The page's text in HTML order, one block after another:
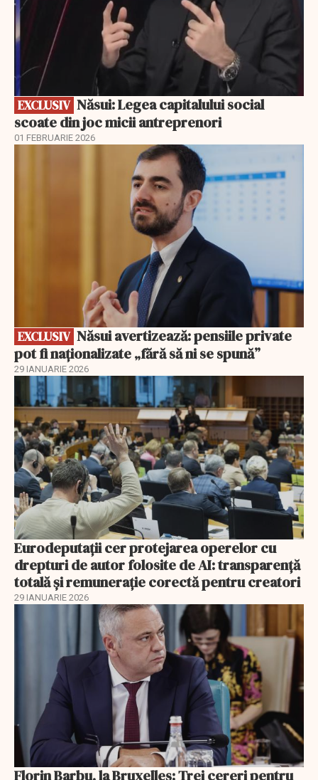
EXCLUSIV
scoate din joc micii antreprenori
01 FEBRUARIE 2026
EXCLUSIV
pot fi naționalizate „fără să ni se spună”
29 IANUARIE 2026
Eurodeputații cer protejarea operelor cu
drepturi de autor folosite de AI: transparență
totală și remunerație corectă pentru creatori
29 IANUARIE 2026
Florin Barbu, la Bruxelles: Trei cereri pentru